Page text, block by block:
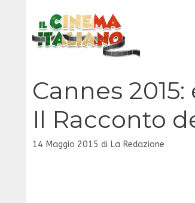
contenuto
Cannes
Il Racconto
14 Maggio 2015 di La Redazione